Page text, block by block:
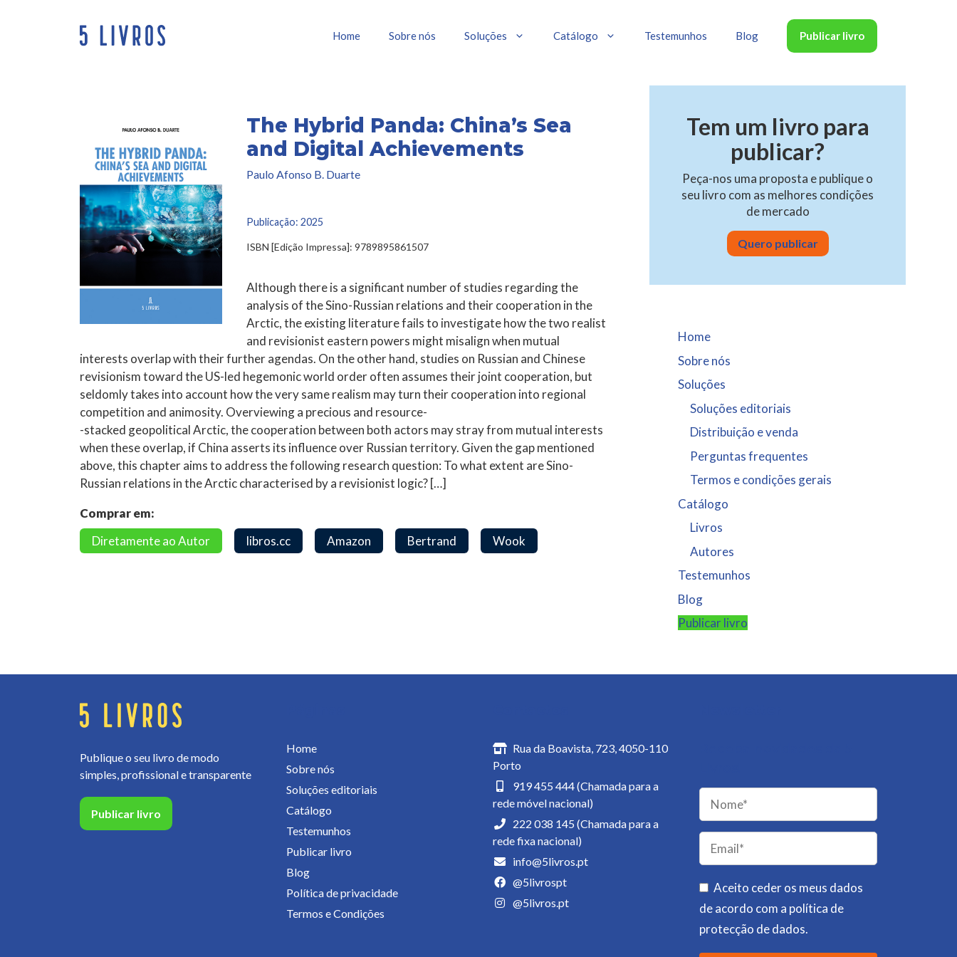
Home Sobre nós Soluções Catálogo Testemunhos Blog Publicar livro
The Hybrid Panda: China’s Sea
and Digital Achievements
Paulo Afonso B. Duarte
Publicação: 2025
ISBN [Edição Impressa]: 9789895861507
Although there is a significant number of studies regarding the
analysis of the Sino-Russian relations and their cooperation in the
Arctic, the existing literature fails to investigate how the two realist
and revisionist eastern powers might misalign when mutual
interests overlap with their further agendas. On the other hand, studies on Russian and Chinese
revisionism toward the US-led hegemonic world order often assumes their joint cooperation, but
seldomly takes into account how the very same realism may turn their cooperation into regional
competition and animosity. Overviewing a precious and resource-
-stacked geopolitical Arctic, the cooperation between both actors may stray from mutual interests
when these overlap, if China asserts its influence over Russian territory. Given the gap mentioned
above, this chapter aims to address the following research question: To what extent are Sino-
Russian relations in the Arctic characterised by a revisionist logic? […]
Comprar em:
Diretamente ao Autor
libros.cc Amazon Bertrand Wook
Tem um livro para
publicar?
Peça-nos uma proposta e publique o
seu livro com as melhores condições
de mercado
Quero publicar
Home
Sobre nós
Soluções
Soluções editoriais
Distribuição e venda
Perguntas frequentes
Termos e condições gerais
Catálogo
Livros
Autores
Testemunhos
Blog
Publicar livro
Publique o seu livro de modo
simples, profissional e transparente
Publicar livro
Home
Sobre nós
Soluções editoriais
Catálogo
Testemunhos
Publicar livro
Blog
Política de privacidade
Termos e Condições
Rua da Boavista, 723, 4050-110
Porto
919 455 444 (Chamada para a
rede móvel nacional)
222 038 145 (Chamada para a
rede fixa nacional)
info@5livros.pt
@5livrospt
@5livros.pt
Please
leave
this
field
empty.
Aceito ceder os meus dados
de acordo com a política de
protecção de dados.